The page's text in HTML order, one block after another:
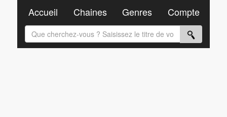
Accueil Chaines Genres Compte